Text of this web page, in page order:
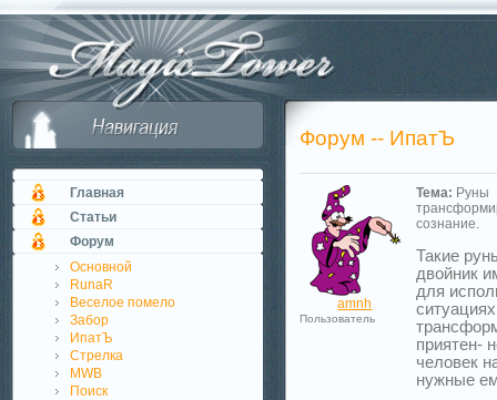
Главная
Статьи
Форум
Основной
RunaR
Веселое помело
Забор
ИпатЪ
Стрелка
MWB
Поиск
Форум -- ИпатЪ
amnh
Пользователь
Тема: Руны
сознание.
Такие
двойник
для
приятен-
человек
нужные